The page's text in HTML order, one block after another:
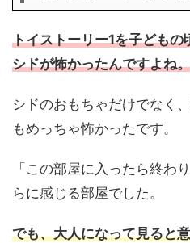
トイストーリー1を子ども
シドが怖かったんですよね。
シドのおもちゃだけでなく
もめっちゃ怖かったです。
「この部屋に入ったら終わ
らに感じる部屋でした。
でも、大人になって見ると